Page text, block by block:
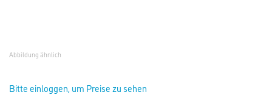
Abbildung ähnlich
Bitte einloggen, um Preise zu sehen